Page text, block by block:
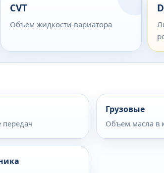
CVT
Объем жидкости вариатора
Грузовые
Объем масла в